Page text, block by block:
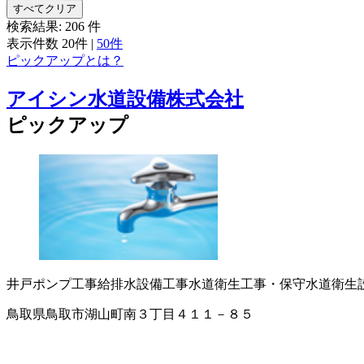
すべてクリア
検索結果: 206 件
表示件数 20件 | 50件
ピックアップとは？
アイシン水道設備株式会社
ピックアップ
井戸ポンプ工事給排水設備工事水道衛生工事・保守水道衛生
鳥取県鳥取市湖山町南３丁目４１１－８５